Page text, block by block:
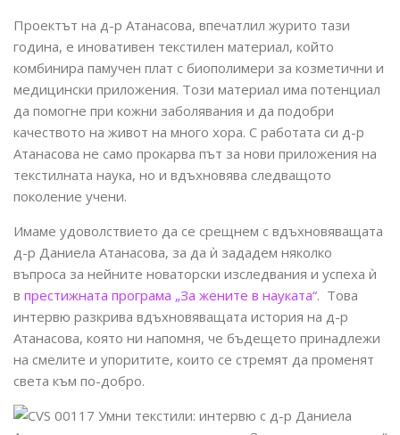
Проектът на д-р Атанасова, впечатлил журито тази
година, е иновативен текстилен материал, който
комбинира памучен плат с биополимери за козметични и
медицински приложения. Този материал има потенциал
да помогне при кожни заболявания и да подобри
качеството на живот на много хора. С работата си д-р
Атанасова не само прокарва път за нови приложения на
текстилната наука, но и вдъхновява следващото
поколение учени.
Имаме удоволствието да се срещнем с вдъхновяващата
д-р Даниела Атанасова, за да ѝ зададем няколко
въпроса за нейните новаторски изследвания и успеха ѝ
в престижната програма „За жените в науката“. Това
интервю разкрива вдъхновяващата история на д-р
Атанасова, която ни напомня, че бъдещето принадлежи
на смелите и упоритите, които се стремят да променят
света към по-добро.